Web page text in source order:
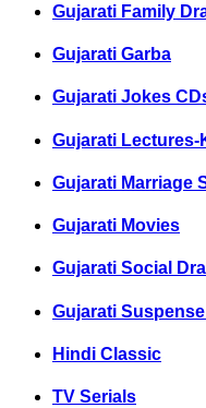
Gujarati Family
Gujarati Garba
Gujarati Jokes
Gujarati Lectures-
Gujarati Marriage
Gujarati Movies
Gujarati Social
Gujarati
Hindi Classic
TV Serials